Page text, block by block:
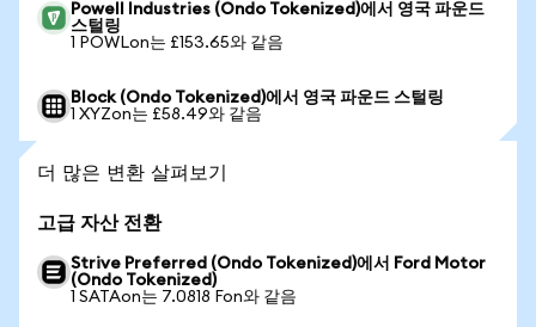
Powell Industries (Ondo Tokenized)에서 영국 파운드
스털링
1 POWLon는 £153.65와 같음
Block (Ondo Tokenized)에서 영국 파운드 스털링
1 XYZon는 £58.49와 같음
더 많은 변환 살펴보기
고급 자산 전환
Strive Preferred (Ondo Tokenized)에서 Ford Motor
(Ondo Tokenized)
1 SATAon는 7.0818 Fon와 같음